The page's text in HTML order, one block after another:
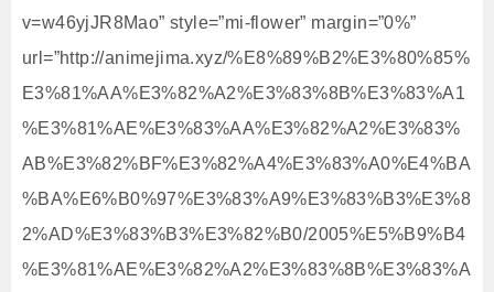
v=w46yjJR8Mao” style=”mi-flower” margin=”0%”
url=”http://animejima.xyz/%E8%89%B2%E3%80%85%
E3%81%AA%E3%82%A2%E3%83%8B%E3%83%A1
%E3%81%AE%E3%83%AA%E3%82%A2%E3%83%
AB%E3%82%BF%E3%82%A4%E3%83%A0%E4%BA
%BA%E6%B0%97%E3%83%A9%E3%83%B3%E3%8
2%AD%E3%83%B3%E3%82%B0/2005%E5%B9%B4
%E3%81%AE%E3%82%A2%E3%83%8B%E3%83%A